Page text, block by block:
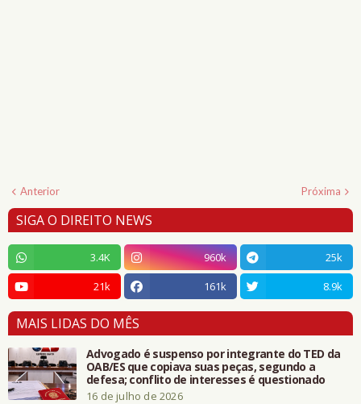
Anterior Próxima
SIGA O DIREITO NEWS
3.4K 960k
25k
21k
161k 8.9k
MAIS LIDAS DO MÊS
Advogado é suspenso por integrante do TED da
OAB/ES que copiava suas peças, segundo a
defesa; conflito de interesses é questionado
16 de julho de 2026